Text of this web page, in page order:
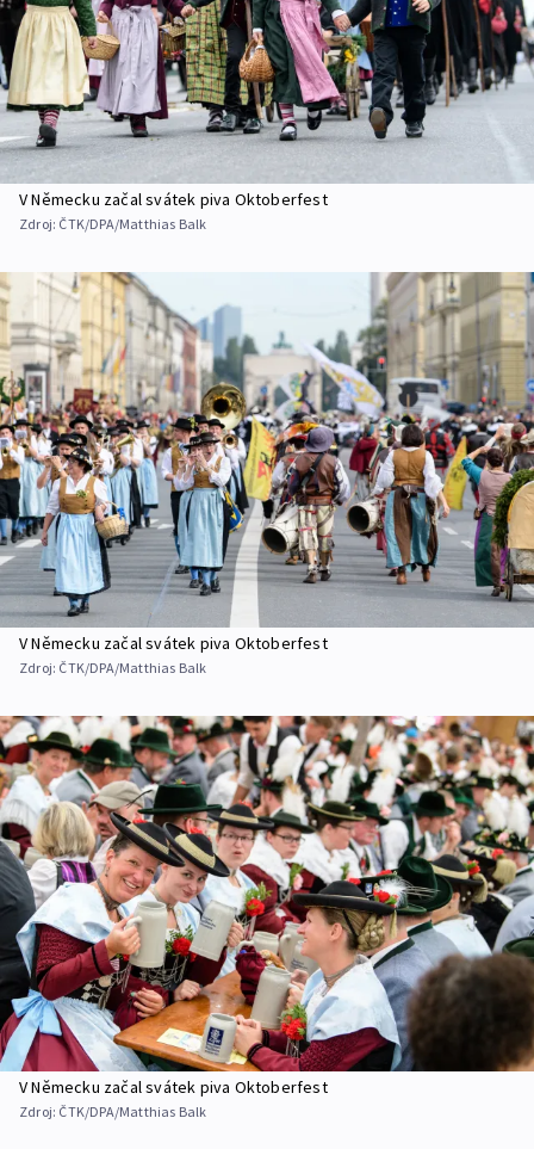
V Německu začal svátek piva Oktoberfest
Zdroj: ČTK/DPA/Matthias Balk
V Německu začal svátek piva Oktoberfest
Zdroj: ČTK/DPA/Matthias Balk
V Německu začal svátek piva Oktoberfest
Zdroj: ČTK/DPA/Matthias Balk